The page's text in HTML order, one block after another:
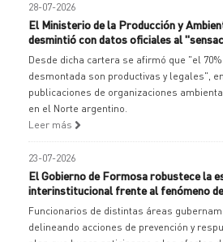
28-07-2026
El Ministerio de la Producción y
desmintió con datos oficiales al
Desde dicha cartera se afirmó que "el
desmontada son productivas y legales",
publicaciones de organizaciones
en el Norte argentino.
Leer más
23-07-2026
El Gobierno de Formosa robustece la
interinstitucional frente al fenómeno
Funcionarios de distintas áreas
delineando acciones de prevención y